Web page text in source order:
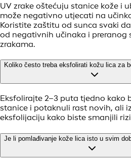
UV zrake oštećuju stanice kože i
može negativno utjecati na
Koristite zaštitu od sunca svaki
od negativnih učinaka i preranog
zrakama.
Koliko često treba eksfolirati kožu lica za
Eksfolirajte 2–3 puta tjedno kako
stanice i potaknuli rast novih, ali
eksfolijaciju kako biste smanjili
Je li pomlađivanje kože lica isto u svim